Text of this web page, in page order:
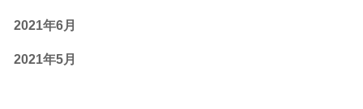
2021年6月
2021年5月